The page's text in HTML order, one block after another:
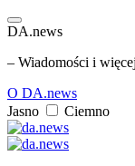
DA.news
– Wiadomości i więcej
O DA.news
Jasno
Ciemno